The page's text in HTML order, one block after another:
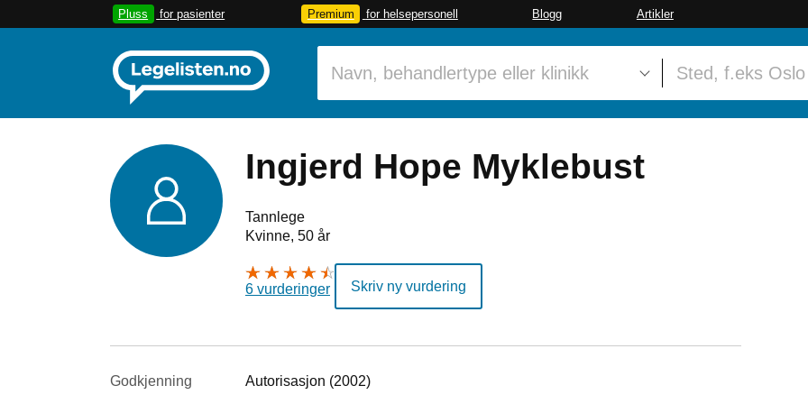
Pluss for pasienter Premium for helsepersonell Blogg Artikler
Ingjerd Hope Myklebust
Tannlege
Kvinne, 50 år
6 vurderinger Skriv ny vurdering
Godkjenning Autorisasjon (2002)